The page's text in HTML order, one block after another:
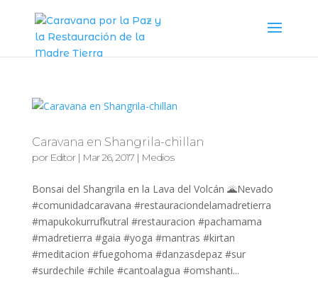
Caravana en Shangrila-chillan
por Editor| Mar 26, 2017| Medios
Bonsai del Shangrila en la Lava del Volcán 🌋Nevado
#comunidadcaravana #restauraciondelamadretierra
#mapukokurrufkutral #restauracion #pachamama
#madretierra #gaia #yoga #mantras #kirtan
#meditacion #fuegohoma #danzasdepaz #sur
#surdechile #chile #cantoalagua #omshanti...